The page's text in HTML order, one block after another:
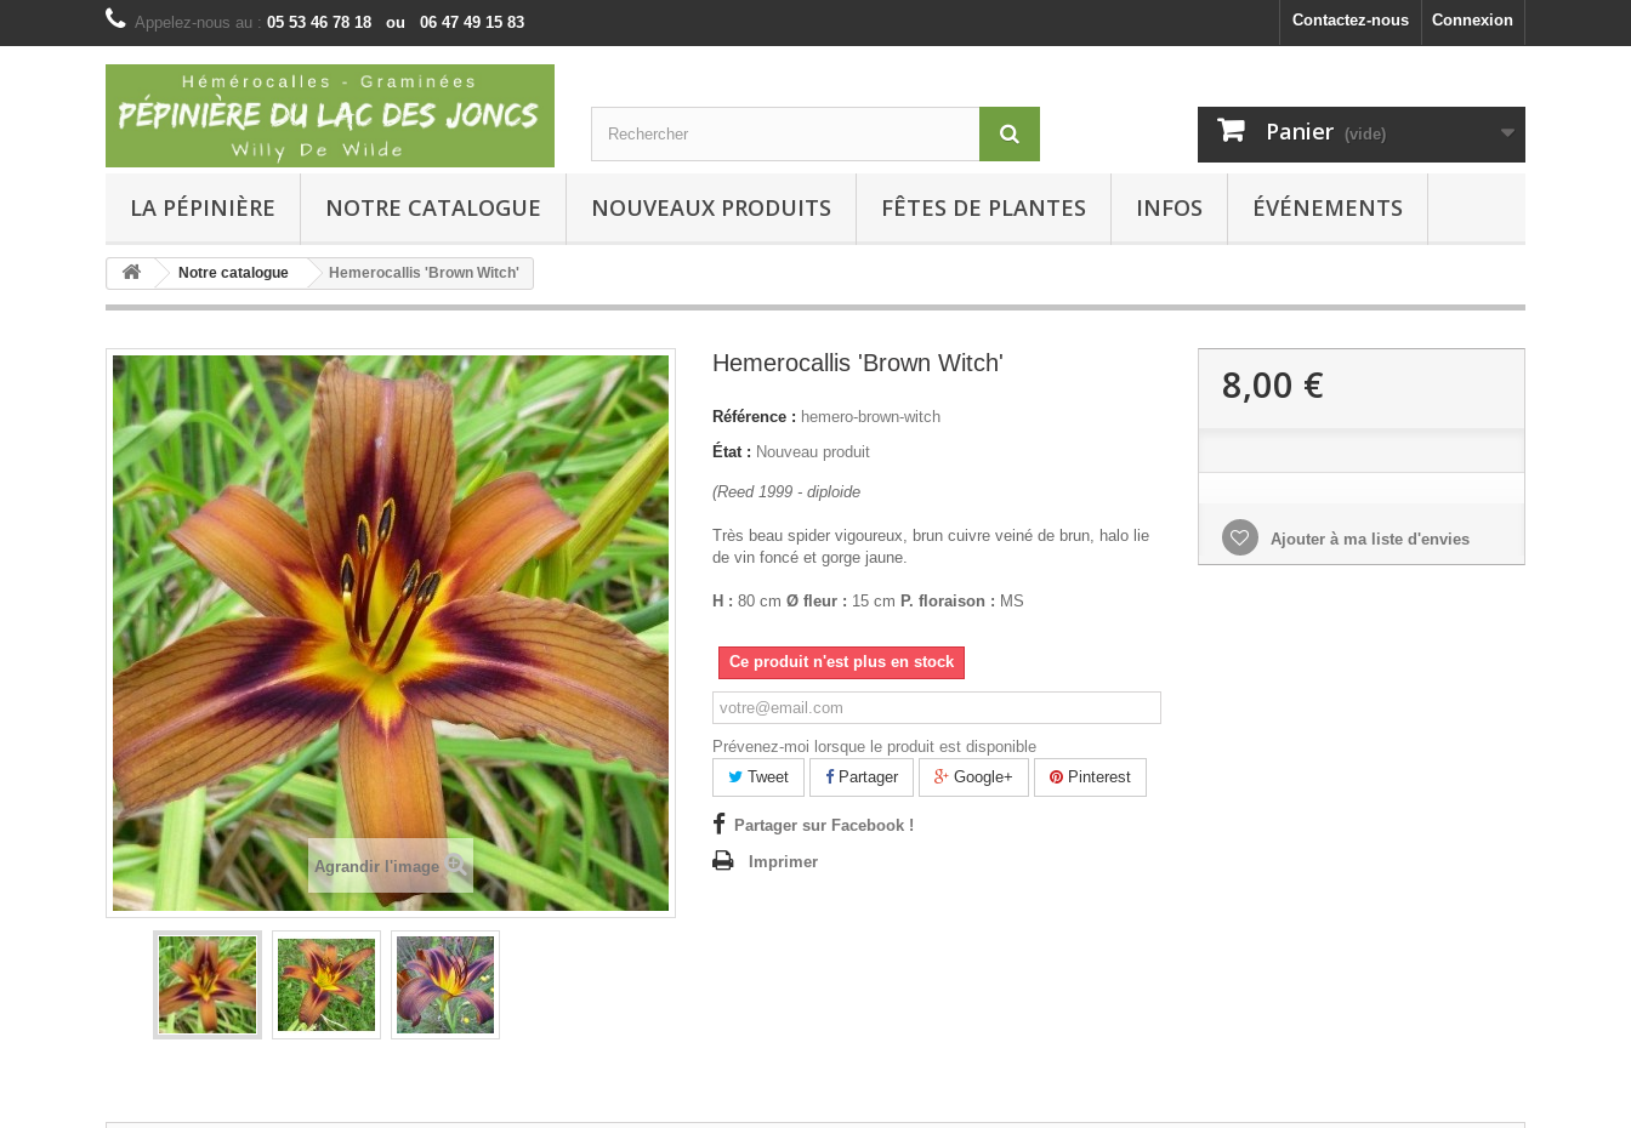
Connexion
Contactez-nous
Appelez-nous au : 05 53 46 78 18 ou 06 47 49 15 83
Panier (vide)
LA PÉPINIÈRE NOTRE CATALOGUE NOUVEAUX PRODUITS FÊTES DE PLANTES INFOS ÉVÉNEMENTS
Notre catalogue Hemerocallis 'Brown Witch'
Agrandir l'image
Hemerocallis 'Brown Witch'
Référence : hemero-brown-witch
État : Nouveau produit
(Reed 1999 - diploide
Très beau spider vigoureux, brun cuivre veiné de brun, halo lie
de vin foncé et gorge jaune.
H : 80 cm Ø fleur : 15 cm P. floraison : MS
Ce produit n'est plus en stock
Prévenez-moi lorsque le produit est disponible
Tweet
Partager Google+ Pinterest
Partager sur Facebook !
Imprimer
8,00 €
Ajouter à ma liste d'envies